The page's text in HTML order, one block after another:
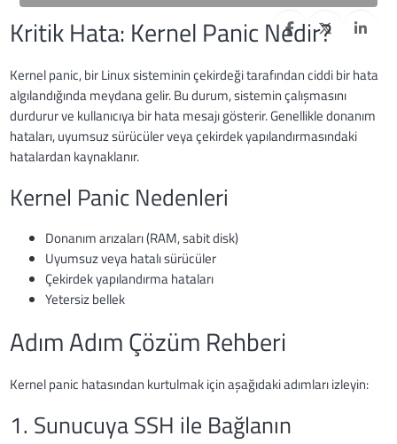
Kritik Hata: Kernel Panic Nedir?
Kernel panic, bir Linux sisteminin çekirdeği tarafından ciddi bir hata
algılandığında meydana gelir. Bu durum, sistemin çalışmasını
durdurur ve kullanıcıya bir hata mesajı gösterir. Genellikle donanım
hataları, uyumsuz sürücüler veya çekirdek yapılandırmasındaki
hatalardan kaynaklanır.
Kernel Panic Nedenleri
Donanım arızaları (RAM, sabit disk)
Uyumsuz veya hatalı sürücüler
Çekirdek yapılandırma hataları
Yetersiz bellek
Adım Adım Çözüm Rehberi
Kernel panic hatasından kurtulmak için aşağıdaki adımları izleyin:
1. Sunucuya SSH ile Bağlanın